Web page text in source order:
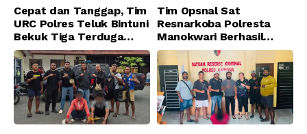
Cepat dan Tanggap, Tim
URC Polres Teluk Bintuni
Bekuk Tiga Terduga
Pelaku Pencurian di SMA
Sanawesen
Tim Opsnal Sat
Resnarkoba Polresta
Manokwari Berhasil
Ungkap Kasus Tindak
Pidana Narkotika
Golongan I Jenis Shabu
di SP 4 Distrik Prafi kab.
Manokwari